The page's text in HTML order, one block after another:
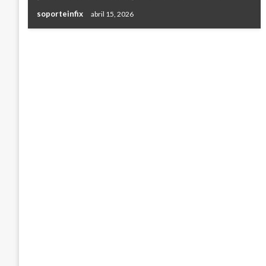
soporteinfix abril 15, 2026